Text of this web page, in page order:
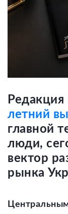
Редакция
летний
главной
люди,
вектор
рынка